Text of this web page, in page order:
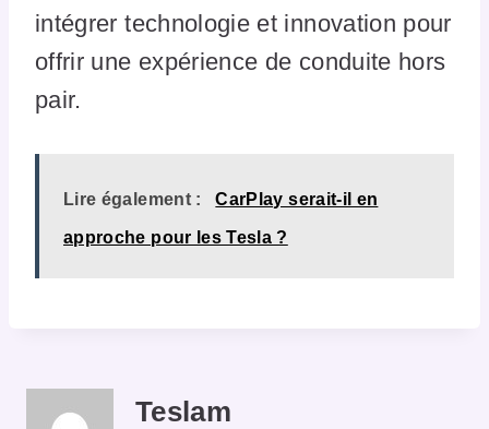
intégrer technologie et innovation pour
offrir une expérience de conduite hors
pair.
Lire également : CarPlay serait-il en
approche pour les Tesla ?
Teslam